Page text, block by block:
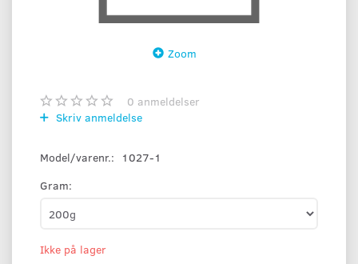
Zoom
0 anmeldelser
Skriv anmeldelse
Model/varenr.:
1027-1
Gram:
Ikke på lager